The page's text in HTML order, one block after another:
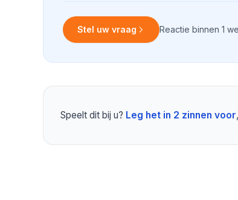
Stel uw vraag Reactie binnen 1
Speelt dit bij u? Leg het in 2 zinnen voor